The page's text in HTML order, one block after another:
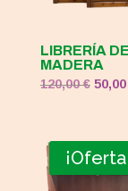
LIBRERÍA DE
MADERA
120,00€ El
era:
50,00